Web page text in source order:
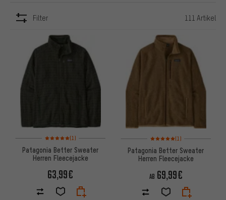
Filter 111 Artikel
Bewertungen: 5 von 5 basierend auf 1 Bewertungen
(1)
Patagonia Better Sweater
Herren Fleecejacke
63,99€
Bewertungen: 5 von 5
(1)
Patagonia Better Sweater
Herren Fleecejacke
AB 69,99€